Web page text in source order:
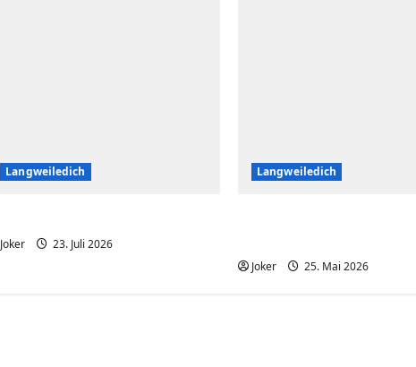
Langweiledich
Joker 23. Juli 2026
Langweiledich
Joker 25. Mai 2026